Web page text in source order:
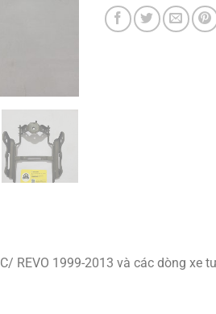
REVO 1999-2013 và các dòng xe